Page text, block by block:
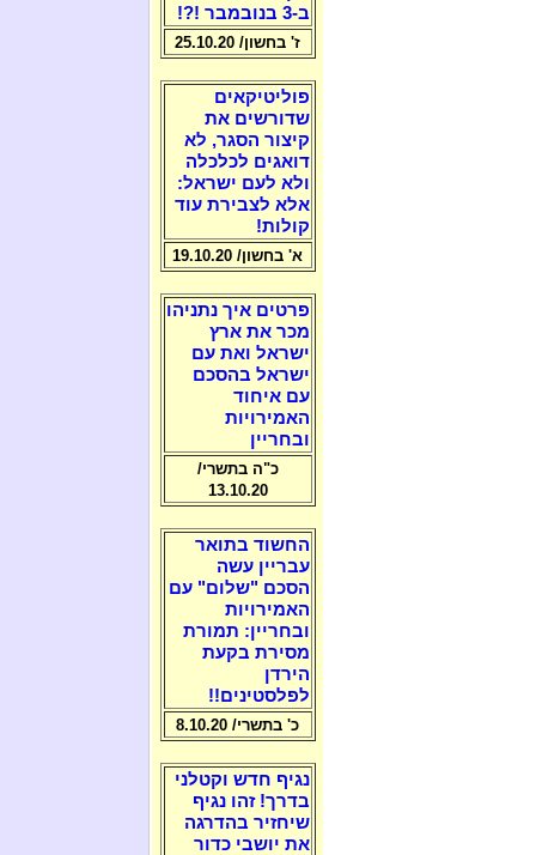
ב-3 בנובמבר !?!
ז' בחשון/ 25.10.20
פוליטיקאים
שדורשים את
קיצור הסגר, לא
דואגים לכלכלה
ולא לעם ישראל:
אלא לצבירת עוד
קולות!
א' בחשון/ 19.10.20
פרטים איך נתניהו
מכר את ארץ
ישראל ואת עם
ישראל בהסכם
עם איחוד
האמירויות
ובחריין
כ"ה בתשרי/
13.10.20
החשוד בתואר
עבריין עשה
הסכם "שלום" עם
האמירויות
ובחריין: תמורת
מסירת בקעת
הירדן
לפלסטינים!!
כ' בתשרי/ 8.10.20
נגיף חדש וקטלני
בדרך! זהו נגיף
שיחזיר בהדרגה
את יושבי כדור